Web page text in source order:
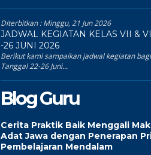
Diterbitkan :Minggu, 21 Jun 2026
JADWAL KEGIATAN KELAS VII &
-26 JUNI 2026
Berikut kami sampaikan jadwal kegiatan bagi
Tanggal 22-26 Juni...
Blog Guru
Cerita Praktik Baik Menggali
Adat Jawa dengan Penerapan
Pembelajaran Mendalam